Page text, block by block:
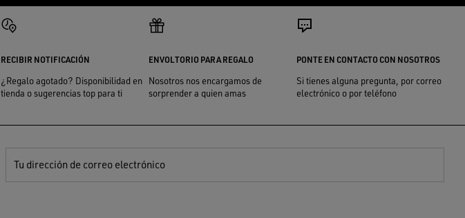
RECIBIR NOTIFICACIÓN
¿Regalo agotado? Disponibilidad en
tienda o sugerencias top para ti
ENVOLTORIO PARA REGALO
Nosotros nos encargamos de
sorprender a quien amas
PONTE EN CONTACTO CON NOSOTROS
Si tienes alguna pregunta, por correo
electrónico o por teléfono
Tu dirección de correo electrónico